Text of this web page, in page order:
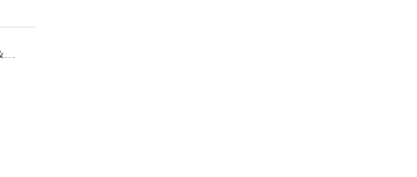
全国2024年4月自学考试经济法概论（财经类）试题&#32;&#32;